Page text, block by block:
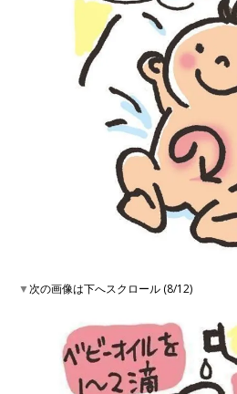
▼次の画像は下へスクロール (8/12)